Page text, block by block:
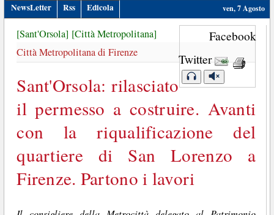
NewsLetter
Rss Edicola ven, 7 Agosto
Facebook
Twitter
[Sant'Orsola] [Città Metropolitana]
Città Metropolitana di Firenze
Sant'Orsola: rilasciato
il permesso a costruire. Avanti
con la riqualificazione del
quartiere di San Lorenzo a
Firenze. Partono i lavori